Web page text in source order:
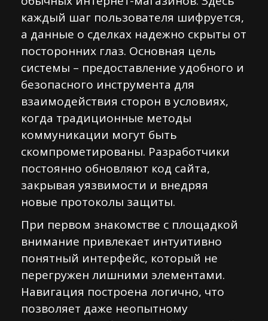
каждый шаг пользователя шифруется,
а данные о сделках надежно скрыты от
посторонних глаз. Основная цель
системы – предоставление удобного и
безопасного инструмента для
взаимодействия сторон в условиях,
когда традиционные методы
коммуникации могут быть
скомпрометированы. Разработчики
постоянно обновляют код сайта,
закрывая уязвимости и внедряя
новые протоколы защиты.
При первом знакомстве с площадкой
внимание привлекает интуитивно
понятный интерфейс, который не
перегружен лишними элементами.
Навигация построена логично, что
позволяет даже неопытному